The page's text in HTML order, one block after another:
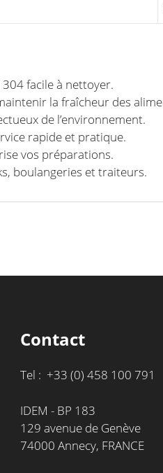
facile à nettoyer.
la fraîcheur des
de l’environnement.
rapide et pratique.
vos préparations.
boulangeries et traiteurs.
Contact
Tel : +33 (0) 458 100 791
IDEM - BP 183
129 avenue de Genève
74000 Annecy, FRANCE